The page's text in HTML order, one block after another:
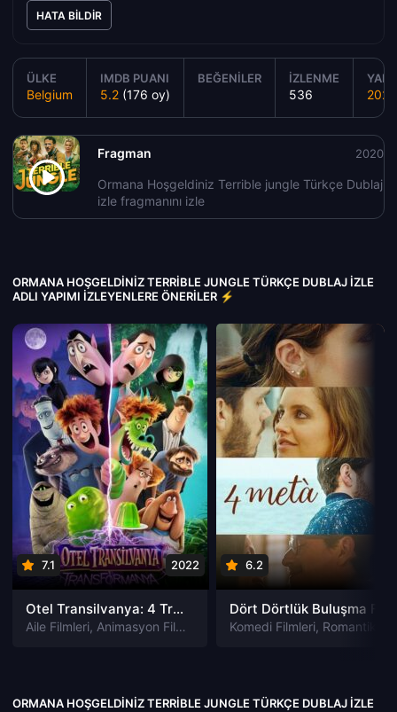
HATA BILDIR
ÜLKE
Belgium
IMDB PUANI
5.2 (176 oy)
BEĞENILER İZLENME
536 2020
Fragman
Ormana Hoşgeldiniz Terrible jungle Türkçe Dublaj
izle fragmanını izle
2020
ORMANA HOŞGELDINIZ TERRIBLE JUNGLE TÜRKÇE DUBLAJ IZLE
ADLI YAPIMI İZLEYENLERE ÖNERILER ⚡
7.1 2022
Otel Transilvanya: 4 Transformanya izle
Aile Filmleri, Animasyon Filmleri Fantastik Filmleri,Komedi
6.2
Komedi Filmleri, Romantik Filmleri
ORMANA HOŞGELDINIZ TERRIBLE JUNGLE TÜRKÇE DUBLAJ IZLE